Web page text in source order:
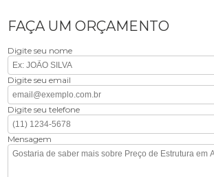
FAÇA UM ORÇAMENTO
Digite seu nome
Digite seu email
Digite seu telefone
Mensagem